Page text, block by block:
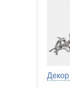
Декор